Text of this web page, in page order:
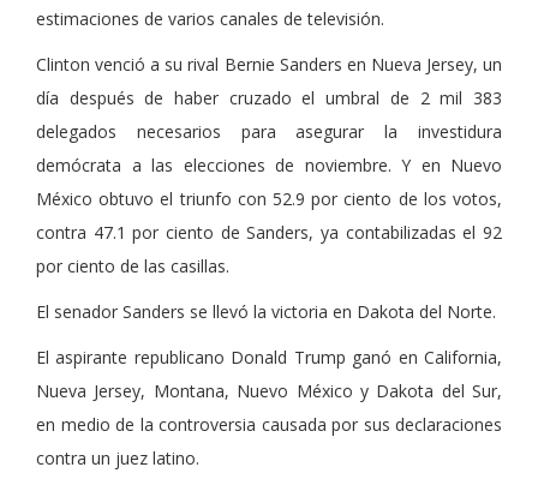
estimaciones de varios canales de televisión.
Clinton venció a su rival Bernie Sanders en Nueva Jersey, un
día después de haber cruzado el umbral de 2 mil 383
delegados necesarios para asegurar la investidura
demócrata a las elecciones de noviembre. Y en Nuevo
México obtuvo el triunfo con 52.9 por ciento de los votos,
contra 47.1 por ciento de Sanders, ya contabilizadas el 92
por ciento de las casillas.
El senador Sanders se llevó la victoria en Dakota del Norte.
El aspirante republicano Donald Trump ganó en California,
Nueva Jersey, Montana, Nuevo México y Dakota del Sur,
en medio de la controversia causada por sus declaraciones
contra un juez latino.